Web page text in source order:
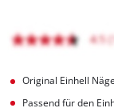
Original Einhell
Passend für den